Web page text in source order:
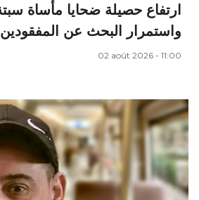
واستمرار البحث عن المفقودين
02 août 2026 - 11:00